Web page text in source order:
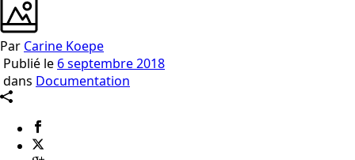
Par Carine Koepe
Publié le 6 septembre 2018
dans Documentation